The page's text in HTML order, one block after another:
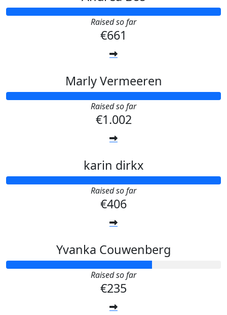
Raised so far
€661
Marly Vermeeren
Raised so far
€1.002
karin dirkx
Raised so far
€406
Yvanka Couwenberg
Raised so far
€235